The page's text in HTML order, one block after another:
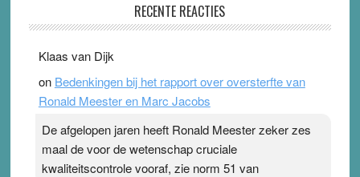
Ward van Beek
topsporters. Ze hopen ermee hun hartslag te verlagen
terwijl ze meer zuurstof opnemen. Daarop heeft zo’n
pleister geen effect. Maar het gevoel ‘makkelijker te
Pleisterplakkers in de topspsort › [...]
RECENTE REACTIES
Klaas van Dijk
on Bedenkingen bij het rapport over oversterfte van
Ronald Meester en Marc Jacobs
De afgelopen jaren heeft Ronald Meester zeker zes
maal de voor de wetenschap cruciale
kwaliteitscontrole vooraf, zie norm 51 van